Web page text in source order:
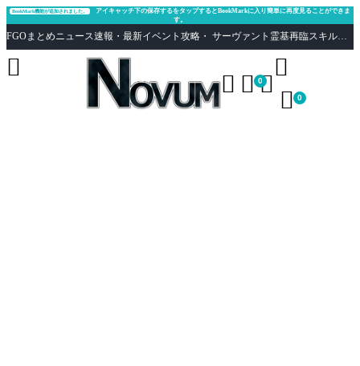
BookMark機能が追加されました。
アイキャッチ下の保存するをタップするとBookMarkに入り簡単に再度見ることができま
す。
FGOまとめニュース速報・最新イベント攻略・ サーヴァント霊基再臨スキル性能評価まとめ Fate/Grand Order
  0

 0
